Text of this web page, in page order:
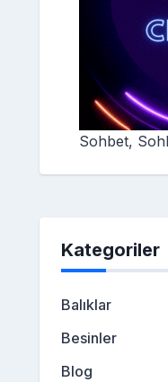
Sohbet,
Kategoriler
Balıklar
Besinler
Blog